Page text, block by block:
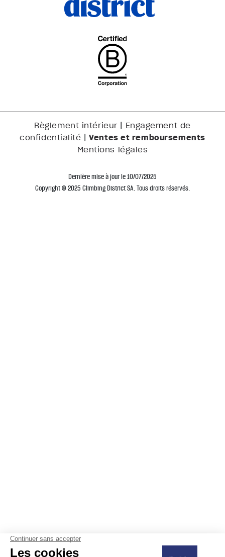
Règlement intérieur| Engagement de
confidentialité |Ventes et remboursements
Mentions légales
Dernière mise à jour le 10/07/2025
Copyright © 2025 Climbing District SA. Tous droits réservés.